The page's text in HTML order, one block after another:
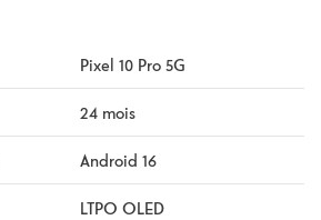
Pixel 10 Pro 5G
24 mois
Android 16
LTPO OLED